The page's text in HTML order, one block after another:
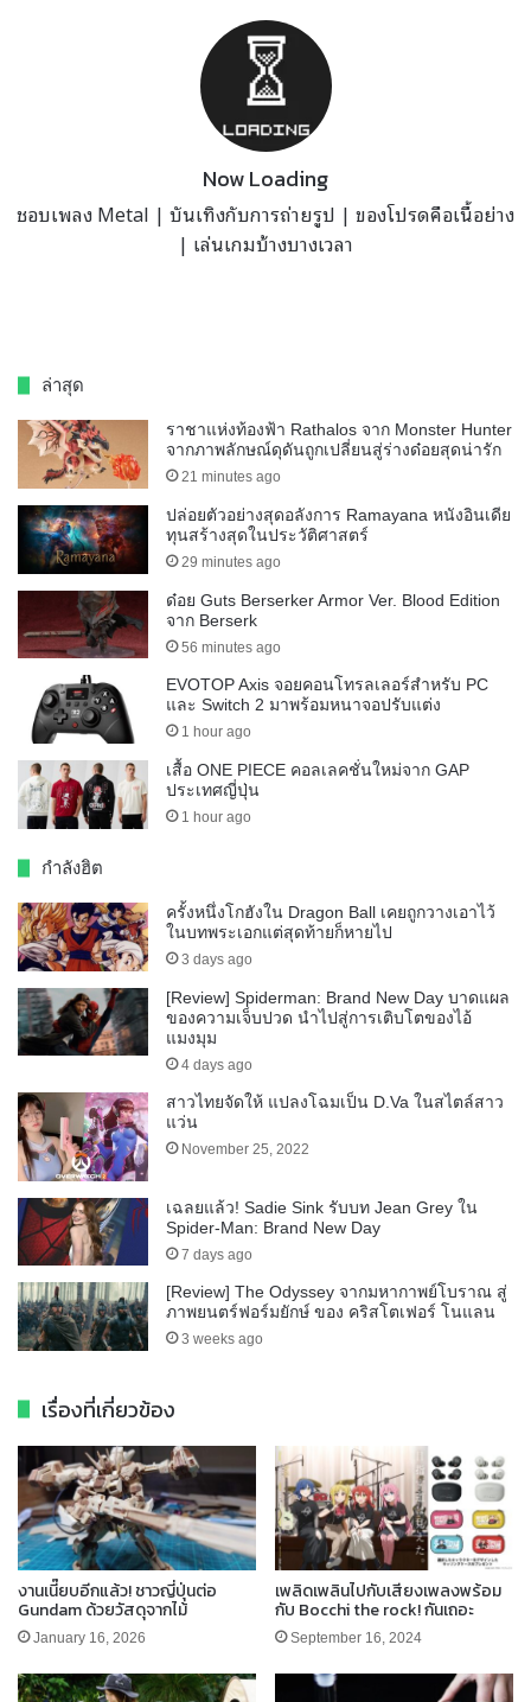
Now Loading
ชอบเพลง Metal | บันเทิงกับการถ่ายรูป | ของโปรดคือเนื้อย่าง
| เล่นเกมบ้างบางเวลา
ล่าสุด
ราชาแห่งท้องฟ้า Rathalos จาก Monster Hunter
จากภาพลักษณ์ดุดันถูกเปลี่ยนสู่ร่างด๋อยสุดน่ารัก
21 minutes ago
ปล่อยตัวอย่างสุดอลังการ Ramayana หนังอินเดีย
ทุนสร้างสุดในประวัติศาสตร์
29 minutes ago
ด๋อย Guts Berserker Armor Ver. Blood Edition
จาก Berserk
56 minutes ago
EVOTOP Axis จอยคอนโทรลเลอร์สำหรับ PC
และ Switch 2 มาพร้อมหนาจอปรับแต่ง
1 hour ago
เสื้อ ONE PIECE คอลเลคชั่นใหม่จาก GAP
ประเทศญี่ปุ่น
1 hour ago
กำลังฮิต
ครั้งหนึ่งโกฮังใน Dragon Ball เคยถูกวางเอาไว้
ในบทพระเอกแต่สุดท้ายก็หายไป
3 days ago
[Review] Spiderman: Brand New Day บาดแผล
ของความเจ็บปวด นำไปสู่การเติบโตของไอ้
แมงมุม
4 days ago
สาวไทยจัดให้ แปลงโฉมเป็น D.Va ในสไตล์สาว
แว่น
November 25, 2022
เฉลยแล้ว! Sadie Sink รับบท Jean Grey ใน
Spider-Man: Brand New Day
7 days ago
[Review] The Odyssey จากมหากาพย์โบราณ สู่
ภาพยนตร์ฟอร์มยักษ์ ของ คริสโตเฟอร์ โนแลน
3 weeks ago
เรื่องที่เกี่ยวข้อง
งานเนี๊ยบอีกแล้ว! ชาวญี่ปุ่นต่อ
Gundam ด้วยวัสดุจากไม้
January 16, 2026
เพลิดเพลินไปกับเสียงเพลงพร้อม
กับ Bocchi the rock! กันเถอะ
September 16, 2024